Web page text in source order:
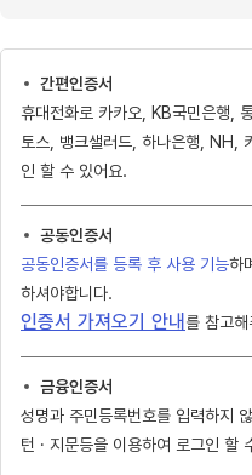
간편인증서
휴대전화로 카카오, KB국민은행,
토스, 뱅크샐러드, 하나은행, NH,
인 할 수 있어요.
공동인증서
공동인증서를 등록 후 사용 기능하
하셔야합니다.
인증서 가져오기 안내 를 참고
금융인증서
성명과 주민등록번호를 입력하지
턴 · 지문등을 이용하여 로그인 할